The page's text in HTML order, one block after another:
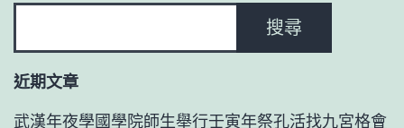
搜尋
近期文章
武漢年夜學國學院師生舉行壬寅年祭孔活找九宮格會